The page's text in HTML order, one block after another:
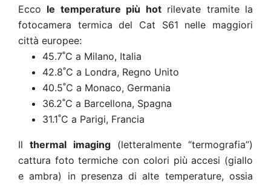
Ecco le temperature più hotrilevate tramite la
fotocamera termica del Cat S61 nelle maggiori
città europee:
45.7˚C a Milano, Italia
42.8˚C a Londra, Regno Unito
40.5˚C a Monaco, Germania
36.2˚C a Barcellona, Spagna
31.1˚C a Parigi, Francia
Ilthermal imaging(letteralmente “termografia”)
cattura foto termiche con colori più accesi (giallo
e ambra) in presenza di alte temperature, ossia